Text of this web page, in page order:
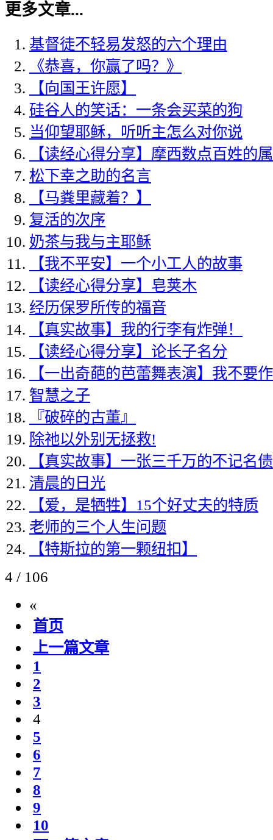
更多文章...
基督徒不轻易发怒的六个理由
《恭喜，你赢了吗？》
【向国王许愿】
硅谷人的笑话：一条会买菜的狗
当仰望耶稣，听听主怎么对你说
【读经心得分享】摩西数点百姓的
松下幸之助的名言
【马粪里藏着？】
复活的次序
奶茶与我与主耶稣
【我不平安】一个小工人的故事
【读经心得分享】皂荚木
经历保罗所传的福音
【真实故事】我的行李有炸弹！
【读经心得分享】论长子名分
【一出奇葩的芭蕾舞表演】我不要
智慧之子
『破碎的古董』
除祂以外别无拯救!
【真实故事】一张三千万的不记名
清晨的日光
【爱，是牺牲】15个好丈夫的特质
老师的三个人生问题
【特斯拉的第一颗纽扣】
4 / 106
«
首页
上一篇文章
1
2
3
4
5
6
7
8
9
10